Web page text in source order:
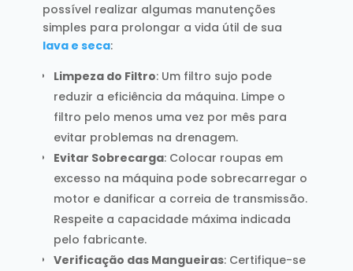
possível realizar algumas manutenções
simples para prolongar a vida útil de sua
lava e seca:
Limpeza do Filtro: Um filtro sujo pode
reduzir a eficiência da máquina. Limpe o
filtro pelo menos uma vez por mês para
evitar problemas na drenagem.
Evitar Sobrecarga: Colocar roupas em
excesso na máquina pode sobrecarregar o
motor e danificar a correia de transmissão.
Respeite a capacidade máxima indicada
pelo fabricante.
Verificação das Mangueiras: Certifique-se